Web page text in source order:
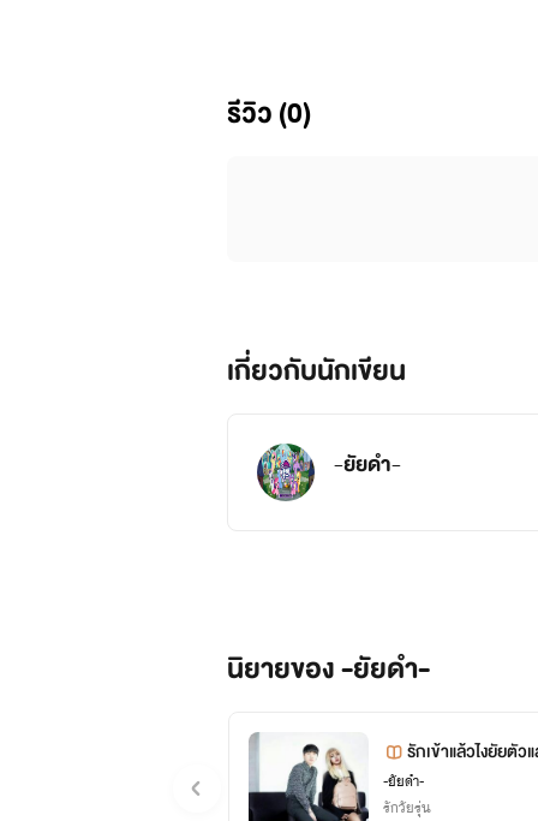
รีวิว (0)
เกี่ยวกับนักเขียน
-ยัยดำ-
นิยายของ -ยัยดำ-
รักเข้าแล้วไงยัยตัว
-ยัยดำ-
รักวัยรุ่น